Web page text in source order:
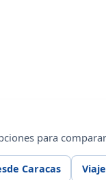
para
Caracas